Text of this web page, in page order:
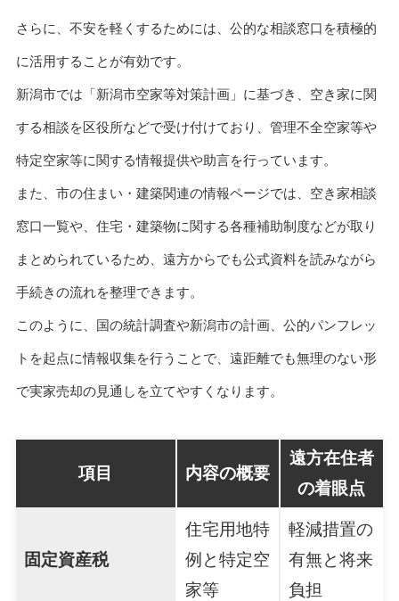
さらに、不安を軽くするためには、公的な相談窓口を積極的
に活用することが有効です。
新潟市では「新潟市空家等対策計画」に基づき、空き家に関
する相談を区役所などで受け付けており、管理不全空家等や
特定空家等に関する情報提供や助言を行っています。
また、市の住まい・建築関連の情報ページでは、空き家相談
窓口一覧や、住宅・建築物に関する各種補助制度などが取り
まとめられているため、遠方からでも公式資料を読みながら
手続きの流れを整理できます。
このように、国の統計調査や新潟市の計画、公的パンフレッ
トを起点に情報収集を行うことで、遠距離でも無理のない形
で実家売却の見通しを立てやすくなります。
項目 内容の概要
遠方在住者
の着眼点
固定資産税
住宅用地特
例と特定空
家等
軽減措置の
有無と将来
負担